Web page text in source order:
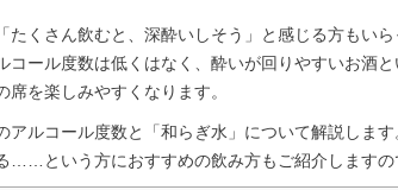
たくさん飲むと、深酔いしそう」と感じる方もい
コール度数は低くはなく、酔いが回りやすいお酒
席を楽しみやすくなります。
アルコール度数と「和らぎ水」について解説しま
……という方におすすめの飲み方もご紹介しますの